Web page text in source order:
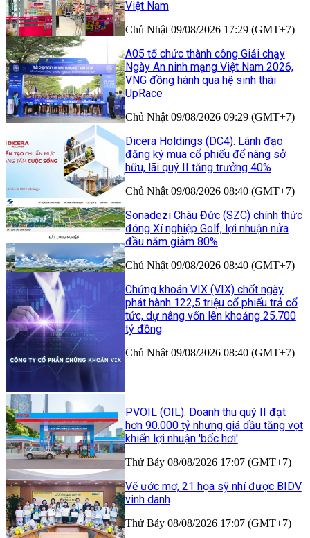
Việt Nam
Chủ Nhật 09/08/2026 17:29 (GMT+7)
A05 tổ chức thành công Giải chạy
Ngày An ninh mạng Việt Nam 2026,
VNG đồng hành qua hệ sinh thái
UpRace
Chủ Nhật 09/08/2026 09:29 (GMT+7)
Dicera Holdings (DC4): Lãnh đạo
đăng ký mua cổ phiếu để nâng sở
hữu, lãi quý II tăng trưởng 40%
Chủ Nhật 09/08/2026 08:40 (GMT+7)
Sonadezi Châu Đức (SZC) chính thức
đóng Xí nghiệp Golf, lợi nhuận nửa
đầu năm giảm 80%
Chủ Nhật 09/08/2026 08:40 (GMT+7)
Chứng khoán VIX (VIX) chốt ngày
phát hành 122,5 triệu cổ phiếu trả cổ
tức, dự nâng vốn lên khoảng 25.700
tỷ đồng
Chủ Nhật 09/08/2026 08:40 (GMT+7)
PVOIL (OIL): Doanh thu quý II đạt
hơn 90.000 tỷ nhưng giá dầu tăng vọt
khiến lợi nhuận 'bốc hơi'
Thứ Bảy 08/08/2026 17:07 (GMT+7)
Vẽ ước mơ, 21 họa sỹ nhí được BIDV
vinh danh
Thứ Bảy 08/08/2026 17:07 (GMT+7)